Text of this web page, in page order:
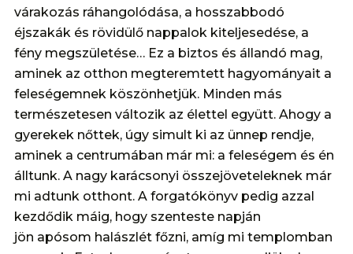
várakozás ráhangolódása, a hosszabbodó
éjszakák és rövidülő nappalok kiteljesedése, a
fény megszületése… Ez a biztos és állandó mag,
aminek az otthon megteremtett hagyományait a
feleségemnek köszönhetjük. Minden más
természetesen változik az élettel együtt. Ahogy a
gyerekek nőttek, úgy simult ki az ünnep rendje,
aminek a centrumában már mi: a feleségem és én
álltunk. A nagy karácsonyi összejöveteleknek már
mi adtunk otthont. A forgatókönyv pedig azzal
kezdődik máig, hogy szenteste napján
jön apósom halászlét főzni, amíg mi templomban